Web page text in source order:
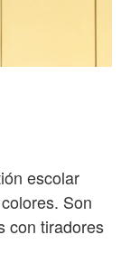
escolar
Son
con tiradores